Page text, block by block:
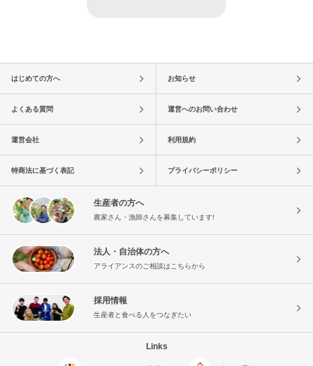
はじめての方へ お知らせ
よくある質問 運営へのお問い合わせ
運営会社 利用規約
特商法に基づく表記 プライバシーポリシー
生産者の方へ
農家さん・漁師さんを募集しています!
法人・自治体の方へ
アライアンスのご相談はこちらから
採用情報
生産者と食べる人をつなぎたい
Links